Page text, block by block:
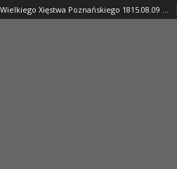
Gazeta Wielkiego Xięstwa Poznańskiego 1815.08.09 Nr63